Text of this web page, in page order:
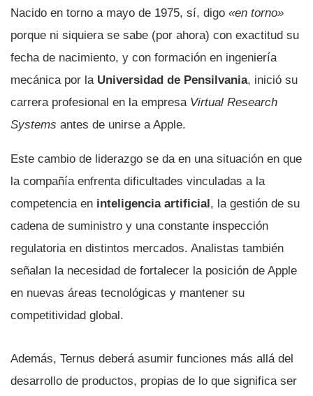
Nacido en torno a mayo de 1975, sí, digo «en torno»
porque ni siquiera se sabe (por ahora) con exactitud su
fecha de nacimiento, y con formación en ingeniería
mecánica por la Universidad de Pensilvania, inició su
carrera profesional en la empresa Virtual Research
Systems antes de unirse a Apple.
Este cambio de liderazgo se da en una situación en que
la compañía enfrenta dificultades vinculadas a la
competencia en inteligencia artificial , la gestión de su
cadena de suministro y una constante inspección
regulatoria en distintos mercados. Analistas también
señalan la necesidad de fortalecer la posición de Apple
en nuevas áreas tecnológicas y mantener su
competitividad global.
Además, Ternus deberá asumir funciones más allá del
desarrollo de productos, propias de lo que significa ser